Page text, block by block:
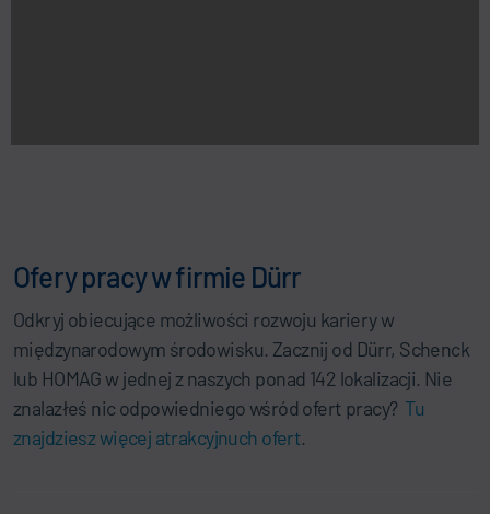
Ofery pracy w firmie Dürr
Odkryj obiecujące możliwości rozwoju kariery w
międzynarodowym środowisku. Zacznij od Dürr, Schenck
lub HOMAG w jednej z naszych ponad 142 lokalizacji. Nie
znalazłeś nic odpowiedniego wśród ofert pracy? Tu
znajdziesz więcej atrakcyjnuch ofert.